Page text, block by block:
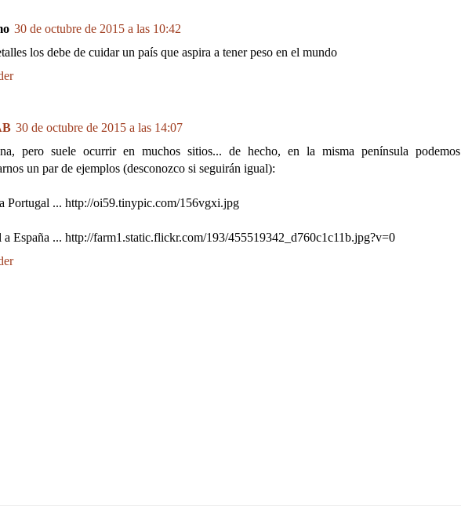
30 de octubre de 2015 a las 10:42
los debe de cuidar un país que aspira a tener peso en el mundo
30 de octubre de 2015 a las 14:07
pero suele ocurrir en muchos sitios... de hecho, en la misma península podemos
un par de ejemplos (desconozco si seguirán igual):
Portugal ... http://oi59.tinypic.com/156vgxi.jpg
a España ... http://farm1.static.flickr.com/193/455519342_d760c1c11b.jpg?v=0